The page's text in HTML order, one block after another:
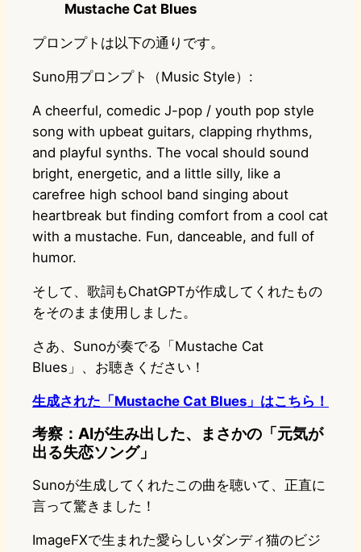
Mustache Cat Blues
プロンプトは以下の通りです。
Suno用プロンプト（Music Style）:
A cheerful, comedic J-pop / youth pop style
song with upbeat guitars, clapping rhythms,
and playful synths. The vocal should sound
bright, energetic, and a little silly, like a
carefree high school band singing about
heartbreak but finding comfort from a cool cat
with a mustache. Fun, danceable, and full of
humor.
そして、歌詞もChatGPTが作成してくれたもの
をそのまま使用しました。
さあ、Sunoが奏でる「Mustache Cat
Blues」、お聴きください！
生成された「Mustache Cat Blues」はこちら！
考察：AIが生み出した、まさかの「元気が
出る失恋ソング」
Sunoが生成してくれたこの曲を聴いて、正直に
言って驚きました！
ImageFXで生まれた愛らしいダンディ猫のビジ